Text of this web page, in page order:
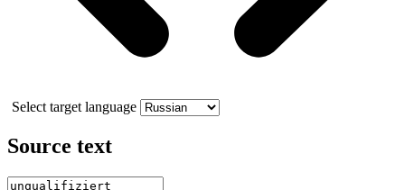
Select target language
Source text